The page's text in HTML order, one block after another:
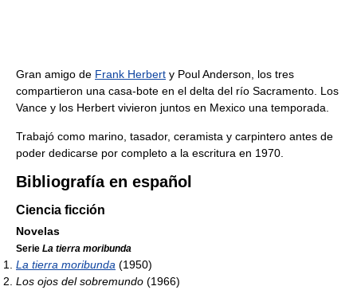
Gran amigo de Frank Herbert y Poul Anderson, los tres
compartieron una casa-bote en el delta del río Sacramento. Los
Vance y los Herbert vivieron juntos en Mexico una temporada.
Trabajó como marino, tasador, ceramista y carpintero antes de
poder dedicarse por completo a la escritura en 1970.
Bibliografía en español
Ciencia ficción
Novelas
Serie La tierra moribunda
La tierra moribunda (1950)
Los ojos del sobremundo (1966)